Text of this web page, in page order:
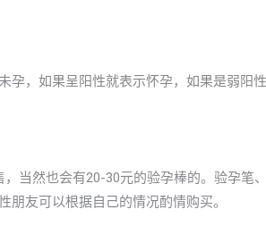
孕，如果呈阳性就表示怀孕，如果是弱阳
当然也会有20-30元的验孕棒的。验孕笔
朋友可以根据自己的情况酌情购买。